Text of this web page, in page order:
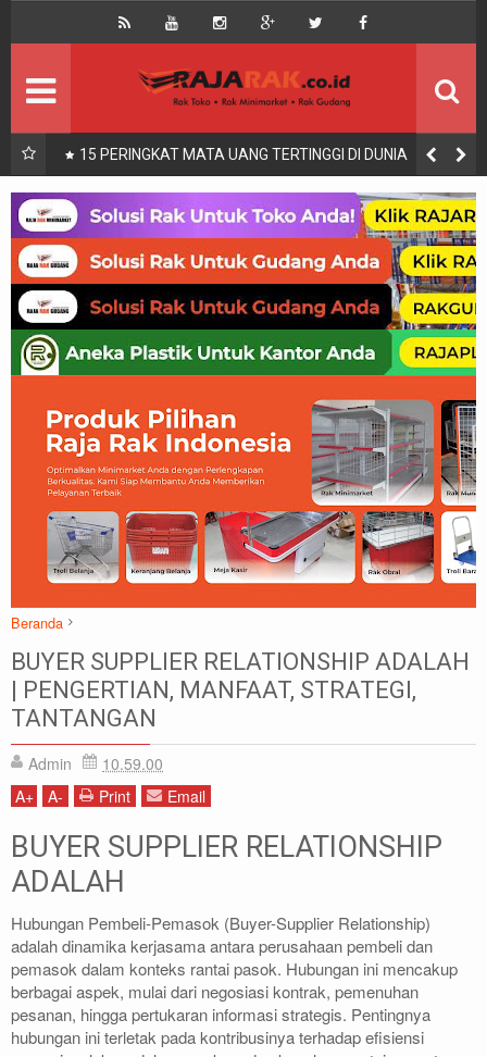
15 PERINGKAT MATA UANG TERTINGGI DI DUNIA
Beranda
Supplier Adalah
BUYER SUPPLIER RELATIONSHIP ADALAH | PENGERTIAN,
MANFAAT, STRATEGI, TANTANGAN
BUYER SUPPLIER RELATIONSHIP ADALAH
| PENGERTIAN, MANFAAT, STRATEGI,
TANTANGAN
Admin
10.59.00
A+ A- Print Email
BUYER SUPPLIER RELATIONSHIP
ADALAH
Hubungan Pembeli-Pemasok (Buyer-Supplier Relationship)
adalah dinamika kerjasama antara perusahaan pembeli dan
pemasok dalam konteks rantai pasok. Hubungan ini mencakup
berbagai aspek, mulai dari negosiasi kontrak, pemenuhan
pesanan, hingga pertukaran informasi strategis. Pentingnya
hubungan ini terletak pada kontribusinya terhadap efisiensi
Beranda
Kontak About Us
Rak Gudang Rak besi/Rak pallet
Rak Minimarket Supermarket
Produk Lain Peralatan Toko Dll
Artikel Retail & Logistik